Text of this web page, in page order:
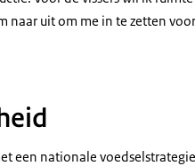
naar uit om me in te zetten
een nationale